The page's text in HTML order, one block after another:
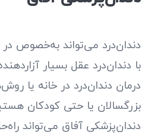
دندان‌درد می‌تواند به‌خصوص
با دندان‌درد عقل بسیار
درمان دندان‌درد در خانه یا
بزرگسالان یا حتی کودکان
دندان‌پزشکی آفاق می‌تواند